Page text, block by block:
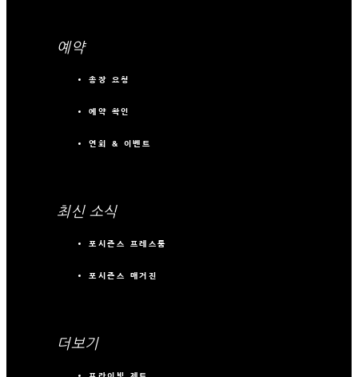
예약
송장 요청
예약 확인
연회 & 이벤트
최신 소식
포시즌스 프레스룸
포시즌스 매거진
더보기